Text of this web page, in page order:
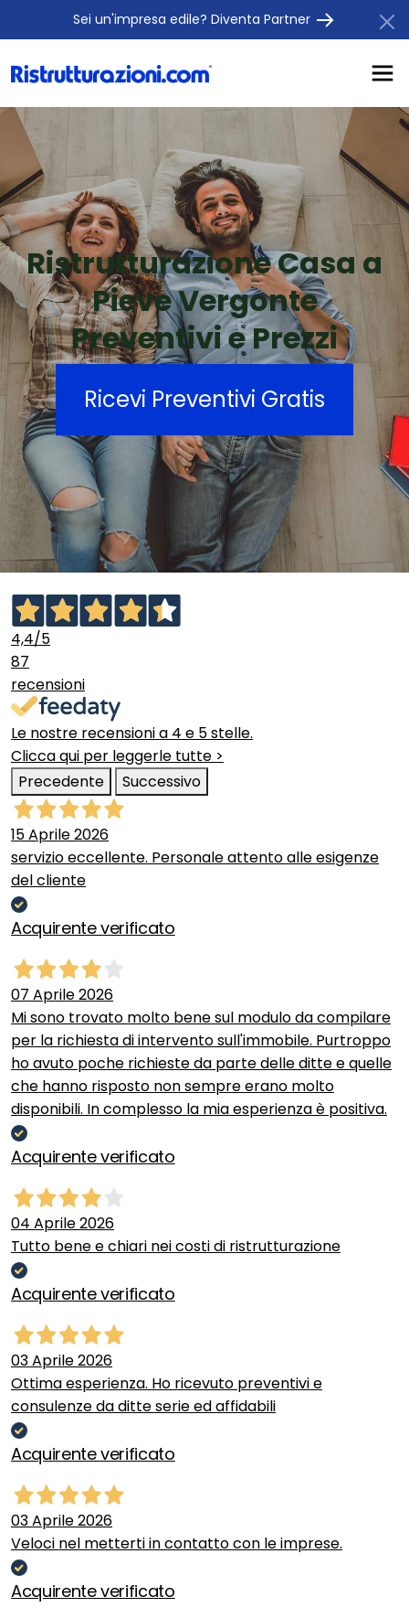
Sei un'impresa edile? Diventa Partner
Ristrutturazione Casa a
Pieve Vergonte
Preventivi e Prezzi
Ricevi Preventivi Gratis
4,4/5
87
recensioni
Le nostre recensioni a 4 e 5 stelle.
Clicca qui per leggerle tutte >
Precedente
Successivo
15 Aprile 2026
servizio eccellente. Personale attento alle esigenze
del cliente
Acquirente verificato
07 Aprile 2026
Mi sono trovato molto bene sul modulo da compilare
per la richiesta di intervento sull'immobile. Purtroppo
ho avuto poche richieste da parte delle ditte e quelle
che hanno risposto non sempre erano molto
disponibili. In complesso la mia esperienza è positiva.
Acquirente verificato
04 Aprile 2026
Tutto bene e chiari nei costi di ristrutturazione
Acquirente verificato
03 Aprile 2026
Ottima esperienza. Ho ricevuto preventivi e
consulenze da ditte serie ed affidabili
Acquirente verificato
03 Aprile 2026
Veloci nel metterti in contatto con le imprese.
Acquirente verificato